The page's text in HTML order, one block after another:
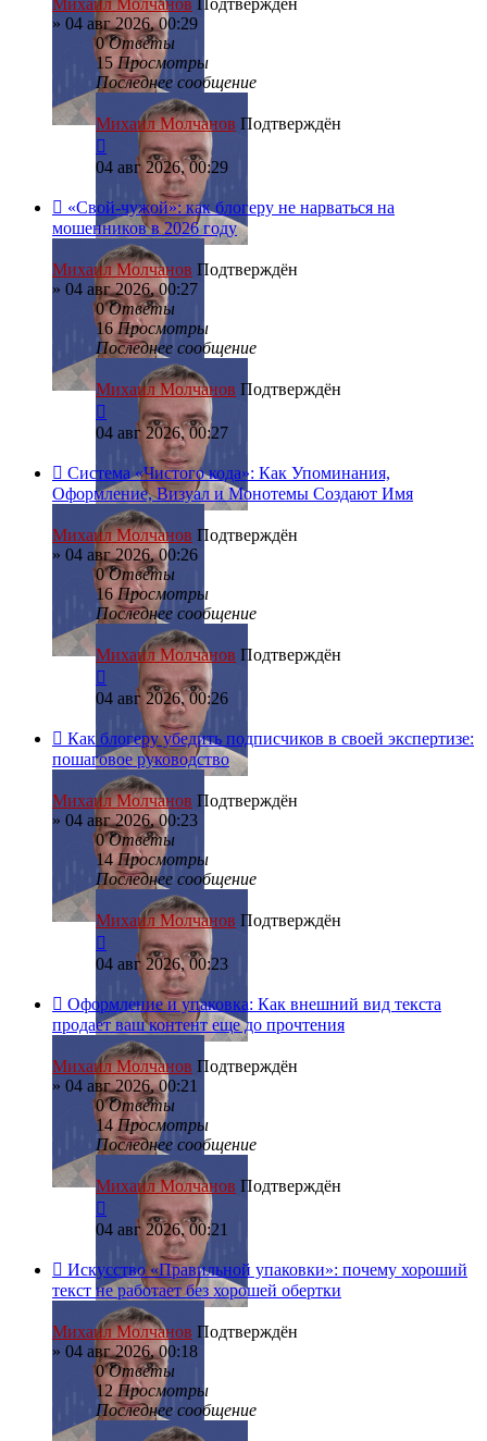
Михаил Молчанов Подтверждён
» 04 авг 2026, 00:29
0Ответы
15Просмотры
Последнее сообщение
Михаил Молчанов Подтверждён
04 авг 2026, 00:29
«Свой-чужой»: как блогеру не нарваться на
мошенников в 2026 году
Михаил Молчанов Подтверждён
» 04 авг 2026, 00:27
0Ответы
16Просмотры
Последнее сообщение
Михаил Молчанов Подтверждён
04 авг 2026, 00:27
Система «Чистого кода»: Как Упоминания,
Оформление, Визуал и Монотемы Создают Имя
Михаил Молчанов Подтверждён
» 04 авг 2026, 00:26
0Ответы
16Просмотры
Последнее сообщение
Михаил Молчанов Подтверждён
04 авг 2026, 00:26
Как блогеру убедить подписчиков в своей экспертизе:
пошаговое руководство
Михаил Молчанов Подтверждён
» 04 авг 2026, 00:23
0Ответы
14Просмотры
Последнее сообщение
Михаил Молчанов Подтверждён
04 авг 2026, 00:23
Оформление и упаковка: Как внешний вид текста
продает ваш контент еще до прочтения
Михаил Молчанов Подтверждён
» 04 авг 2026, 00:21
0Ответы
14Просмотры
Последнее сообщение
Михаил Молчанов Подтверждён
04 авг 2026, 00:21
Искусство «Правильной упаковки»: почему хороший
текст не работает без хорошей обертки
Михаил Молчанов Подтверждён
» 04 авг 2026, 00:18
0Ответы
12Просмотры
Последнее сообщение